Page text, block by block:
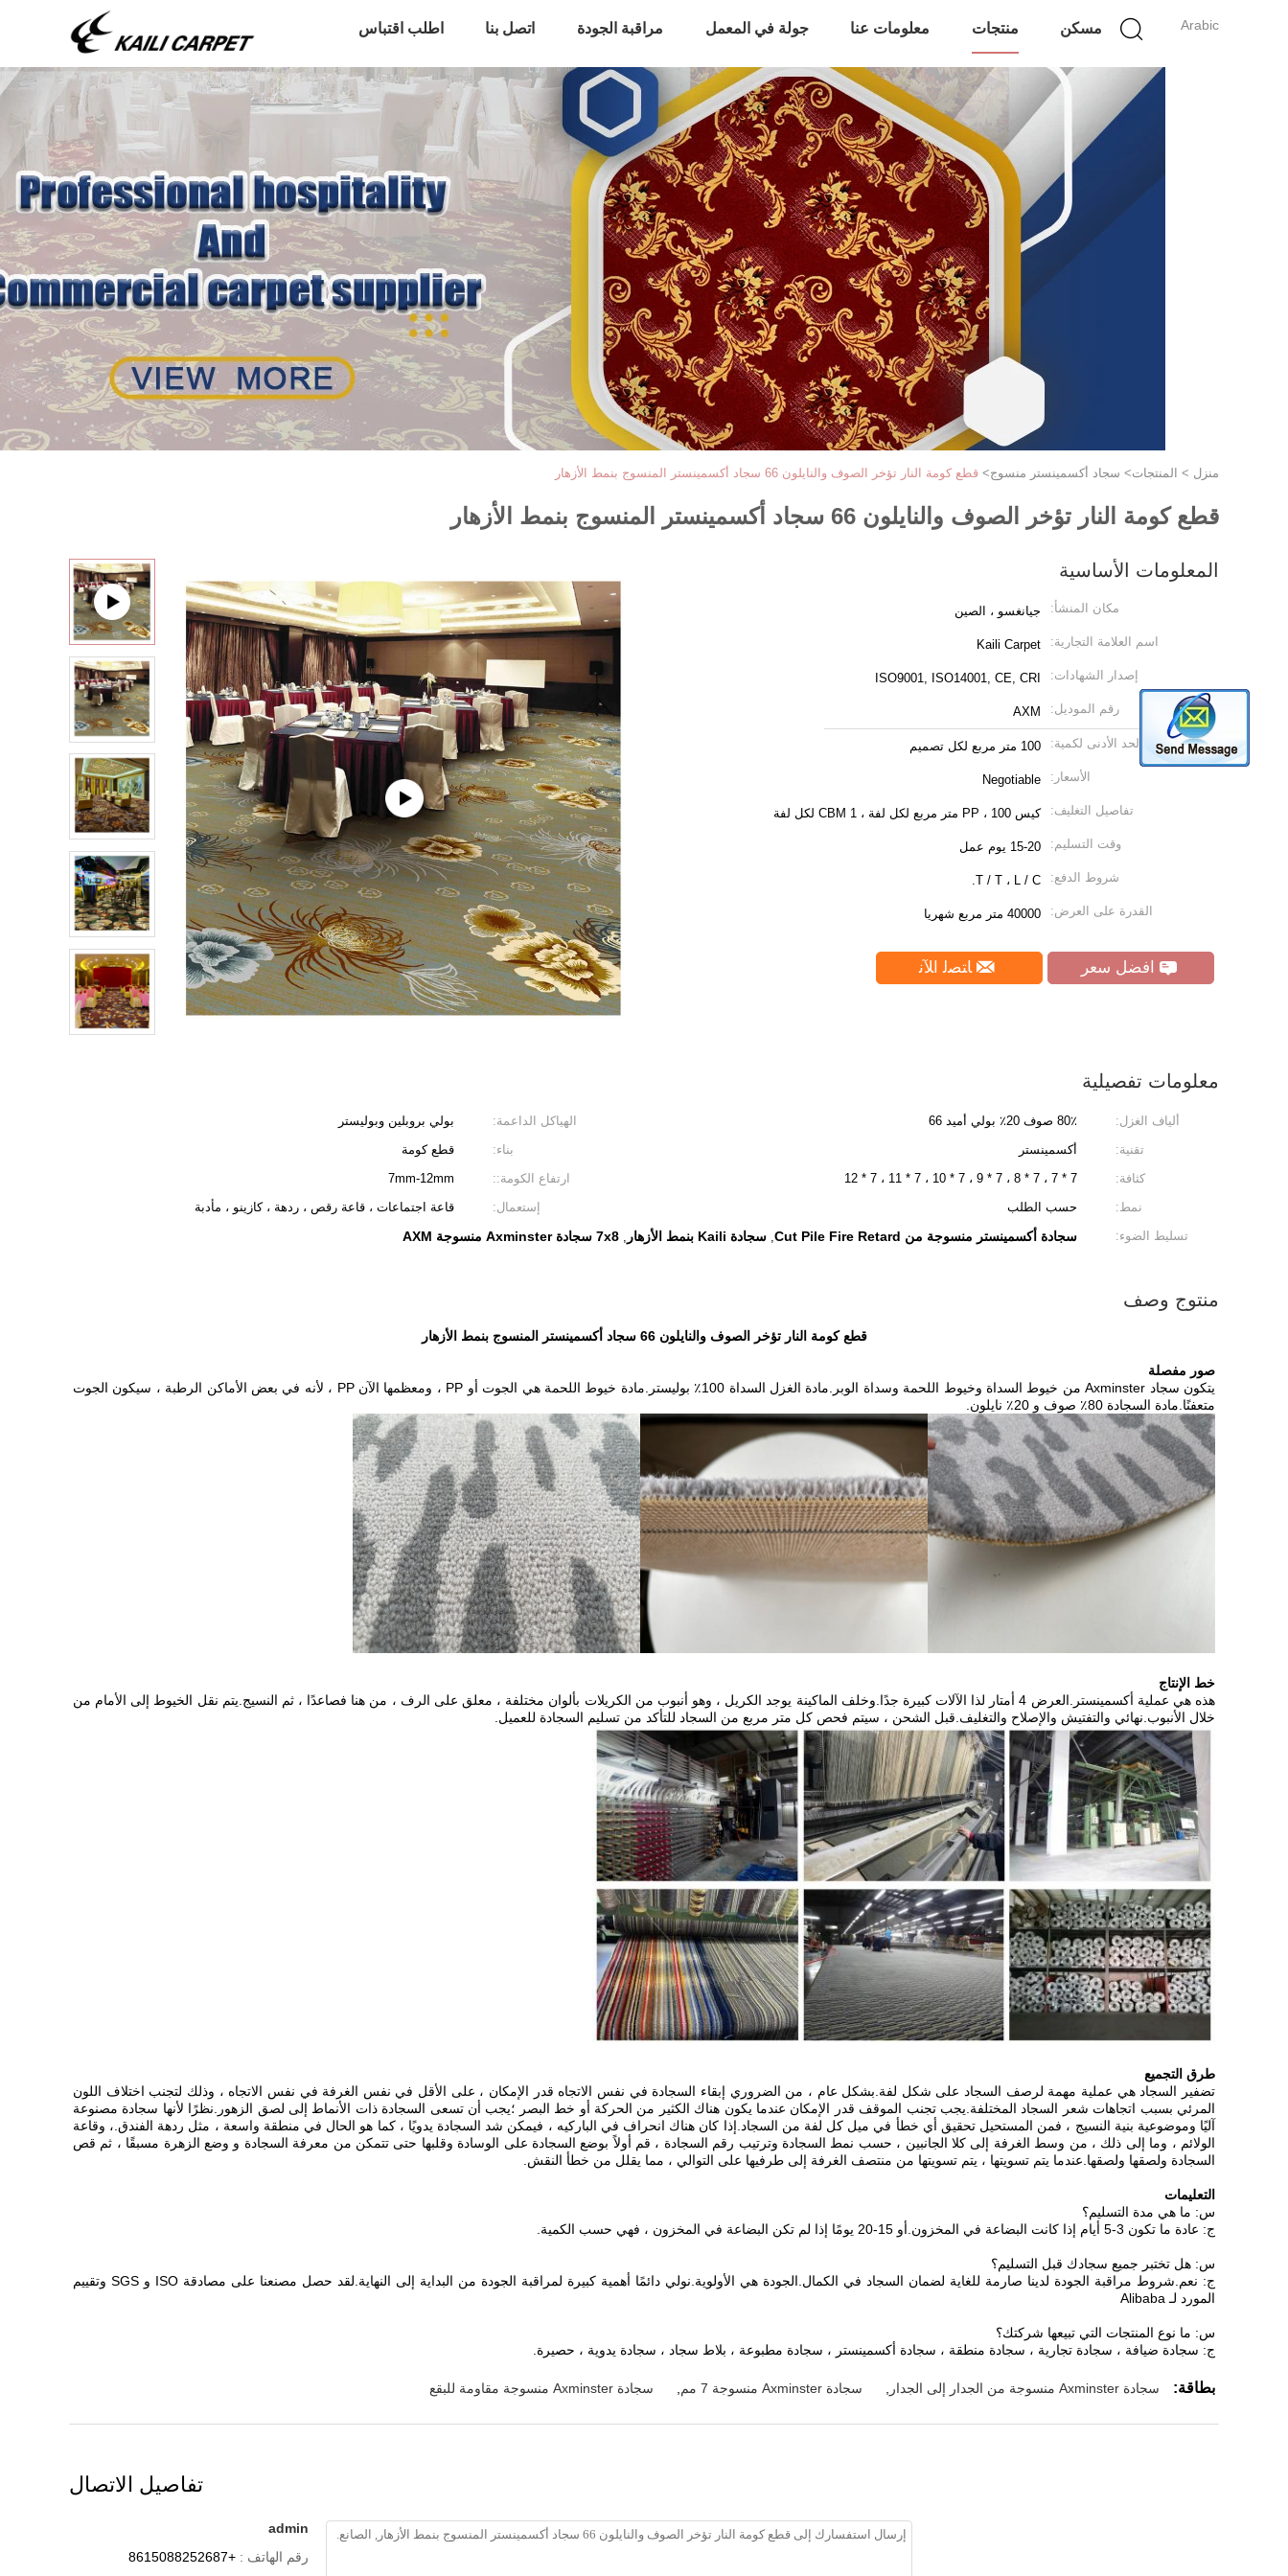
Arabic مسكن منتجات معلومات عنا جولة في المعمل مراقبة الجودة اتصل بنا اطلب اقتباس
منزل > المنتجات> سجاد أكسمينستر منسوج> قطع كومة النار تؤخر الصوف والنايلون 66 سجاد أكسمينستر المنسوج بنمط الأزهار
قطع كومة النار تؤخر الصوف والنايلون 66 سجاد أكسمينستر المنسوج بنمط الأزهار
المعلومات الأساسية
مكان المنشأ: جيانغسو ، الصين
اسم العلامة التجارية: Kaili Carpet
إصدار الشهادات: ISO9001, ISO14001, CE, CRI
رقم الموديل: AXM
الحد الأدنى لكمية: 100 متر مربع لكل تصميم
الأسعار: Negotiable
تفاصيل التغليف: كيس PP ، 100 متر مربع لكل لفة ، 1 CBM لكل لفة
وقت التسليم: 15-20 يوم عمل
شروط الدفع: T / T ، L / C.
القدرة على العرض: 40000 متر مربع شهريا
افضل سعر ﺎﺘﺼﻟ ﺍﻶﻧ
معلومات تفصيلية
ألياف الغزل: 80٪ صوف 20٪ بولي أميد 66 الهياكل الداعمة:
بولي بروبلين وبوليستر
تقنية:
أكسمينستر بناء:
قطع كومة
كثافة:
7 * 7 ، 7 * 8 ، 7 * 9 ، 7 * 10 ، 7 * 11 ، 7 * 12 ارتفاع الكومة::
7mm-12mm
نمط:
حسب الطلب إستعمال:
قاعة اجتماعات ، قاعة رقص ، ردهة ، كازينو ، مأدبة
تسليط الضوء:
سجادة أكسمينستر منسوجة من Cut Pile Fire Retard , سجادة Kaili بنمط الأزهار , 7x8 سجادة Axminster منسوجة AXM
منتوج وصف
قطع كومة النار تؤخر الصوف والنايلون 66 سجاد أكسمينستر المنسوج بنمط الأزهار
صور مفصلة
يتكون سجاد Axminster من خيوط السداة وخيوط اللحمة وسداة الوبر.مادة الغزل السداة 100٪ بوليستر.مادة خيوط اللحمة هي الجوت أو PP ، ومعظمها الآن PP ، لأنه في بعض الأماكن الرطبة ، سيكون الجوت
متعفنًا.مادة السجادة 80٪ صوف و 20٪ نايلون.
خط الإنتاج
هذه هي عملية أكسمينستر.العرض 4 أمتار لذا الآلات كبيرة جدًا.وخلف الماكينة يوجد الكريل ، وهو أنبوب من الكريلات بألوان مختلفة ، معلق على الرف ، من هنا فصاعدًا ، ثم النسيج.يتم نقل الخيوط إلى الأمام من
خلال الأنبوب.نهائي والتفتيش والإصلاح والتغليف.قبل الشحن ، سيتم فحص كل متر مربع من السجاد للتأكد من تسليم السجادة للعميل.
طرق التجميع
تضفير السجاد هي عملية مهمة لرصف السجاد على شكل لفة.بشكل عام ، من الضروري إبقاء السجادة في نفس الاتجاه قدر الإمكان ، على الأقل في نفس الغرفة في نفس الاتجاه ، وذلك لتجنب اختلاف اللون
المرئي بسبب اتجاهات شعر السجاد المختلفة.يجب تجنب الموقف قدر الإمكان عندما يكون هناك الكثير من الحركة أو خط البصر ؛يجب أن تسعى السجادة ذات الأنماط إلى لصق الزهور.نظرًا لأنها سجادة مصنوعة
آليًا وموضوعية بنية النسيج ، فمن المستحيل تحقيق أي خطأ في ميل كل لفة من السجاد.إذا كان هناك انحراف في الباركيه ، فيمكن شد السجادة يدويًا ، كما هو الحال في منطقة واسعة ، مثل ردهة الفندق.، وقاعة
الولائم ، وما إلى ذلك ، من وسط الغرفة إلى كلا الجانبين ، حسب نمط السجادة وترتيب رقم السجادة ، قم أولاً بوضع السجادة على الوسادة وقلبها حتى تتمكن من معرفة السجادة و وضع الزهرة مسبقًا ، ثم قص
السجادة ولصقها ولصقها.عندما يتم تسويتها ، يتم تسويتها من منتصف الغرفة إلى طرفيها على التوالي ، مما يقلل من خطأ النقش.
التعليمات
س: ما هي مدة التسليم؟
ج: عادة ما تكون 3-5 أيام إذا كانت البضاعة في المخزون.أو 15-20 يومًا إذا لم تكن البضاعة في المخزون ، فهي حسب الكمية.
س: هل تختبر جميع سجادك قبل التسليم؟
ج: نعم.شروط مراقبة الجودة لدينا صارمة للغاية لضمان السجاد في الكمال.الجودة هي الأولوية.نولي دائمًا أهمية كبيرة لمراقبة الجودة من البداية إلى النهاية.لقد حصل مصنعنا على مصادقة ISO و SGS وتقييم
المورد لـ Alibaba
س: ما نوع المنتجات التي تبيعها شركتك؟
ج: سجادة ضيافة ، سجادة تجارية ، سجادة منطقة ، سجادة أكسمينستر ، سجادة مطبوعة ، بلاط سجاد ، سجادة يدوية ، حصيرة.
بطاقة: سجادة Axminster منسوجة من الجدار إلى الجدار سجادة Axminster منسوجة 7 مم سجادة Axminster منسوجة مقاومة للبقع
تفاصيل الاتصال
admin
رقم الهاتف : +8615088252687